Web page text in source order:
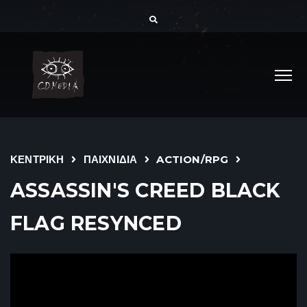
ΚΕΝΤΡΙΚΗ ΠΑΙΧΝΙΔΙΑ ACTION/RPG
ASSASSIN'S CREED BLACK
FLAG RESYNCED